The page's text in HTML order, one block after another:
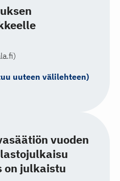
uuteen välilehteen)
vuoden
on julkaistu